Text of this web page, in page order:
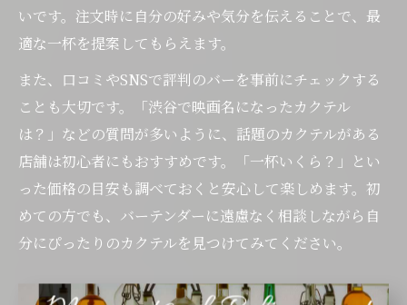
いです。注文時に自分の好みや気分を伝えることで、最
適な一杯を提案してもらえます。
また、口コミやSNSで評判のバーを事前にチェックする
ことも大切です。「渋谷で映画名になったカクテル
は？」などの質問が多いように、話題のカクテルがある
店舗は初心者にもおすすめです。「一杯いくら？」とい
った価格の目安も調べておくと安心して楽しめます。初
めての方でも、バーテンダーに遠慮なく相談しながら自
分にぴったりのカクテルを見つけてみてください。